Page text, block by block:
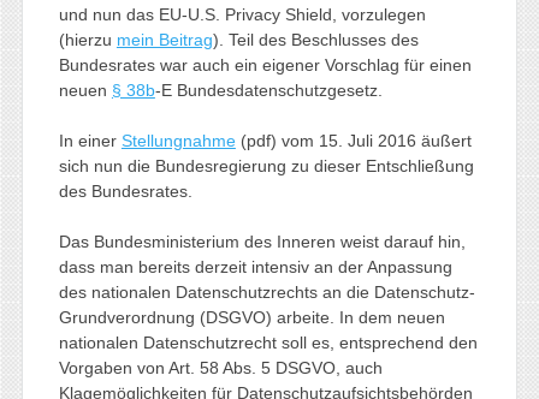
und nun das EU-U.S. Privacy Shield, vorzulegen
(hierzu mein Beitrag). Teil des Beschlusses des
Bundesrates war auch ein eigener Vorschlag für einen
neuen § 38b-E Bundesdatenschutzgesetz.
In einer Stellungnahme(pdf) vom 15. Juli 2016 äußert
sich nun die Bundesregierung zu dieser Entschließung
des Bundesrates.
Das Bundesministerium des Inneren weist darauf hin,
dass man bereits derzeit intensiv an der Anpassung
des nationalen Datenschutzrechts an die Datenschutz-
Grundverordnung (DSGVO) arbeite. In dem neuen
nationalen Datenschutzrecht soll es, entsprechend den
Vorgaben von Art. 58 Abs. 5 DSGVO, auch
Klagemöglichkeiten für Datenschutzaufsichtsbehörden